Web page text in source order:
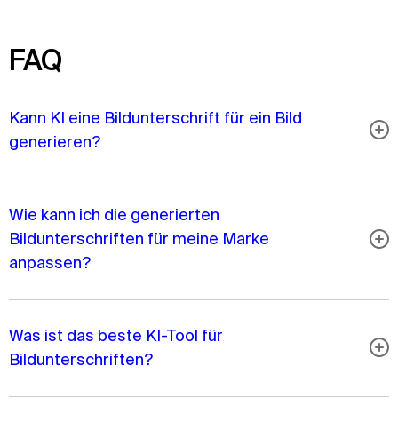
FAQ
Kann KI eine Bildunterschrift für ein Bild
generieren?
Wie kann ich die generierten
Bildunterschriften für meine Marke
anpassen?
Was ist das beste KI-Tool für
Bildunterschriften?